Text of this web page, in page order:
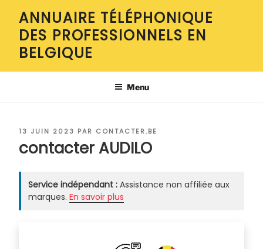
contenu
principal
ANNUAIRE TÉLÉPHONIQUE
DES PROFESSIONNELS EN
BELGIQUE
Menu
PUBLIÉ
13 JUIN 2023 PAR CONTACTER.BE
contacter AUDILO
Service indépendant : Assistance non affiliée aux
marques. En savoir plus